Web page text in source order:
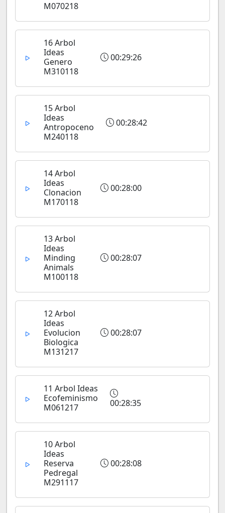
M070218
16 Arbol
Ideas
Genero
M310118
00:29:26
15 Arbol
Ideas
Antropoceno
M240118
00:28:42
14 Arbol
Ideas
Clonacion
M170118
00:28:00
13 Arbol
Ideas
Minding
Animals
M100118
00:28:07
12 Arbol
Ideas
Evolucion
Biologica
M131217
00:28:07
11 Arbol Ideas
Ecofeminismo
M061217
00:28:35
10 Arbol
Ideas
Reserva
Pedregal
M291117
00:28:08